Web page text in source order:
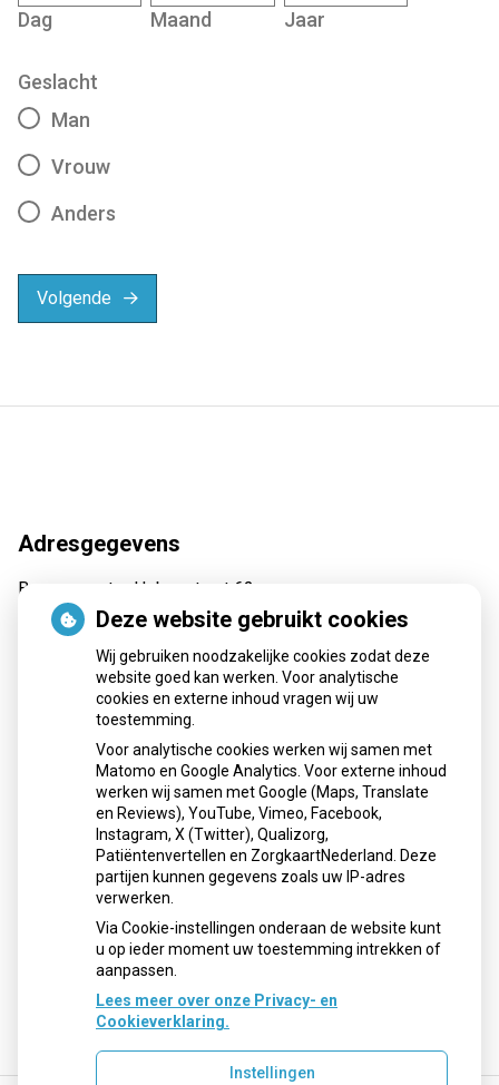
Dag Maand Jaar
Geslacht
Man
Vrouw
Anders
Volgende
Adresgegevens
Burgemeester Hobusstraat 62
6031 VA Nederweert
0495 62 69 30
recepten@apotheekmaar.nl
Openingstijden
Maandag:
08:00 - 17:30 uur
08:00 - 17:30 uur
Woensdag:
08:00 - 17:30 uur
Donderdag:
08:00 - 17:30 uur
08:00 - 17:30 uur
Deze website gebruikt cookies
Wij gebruiken noodzakelijke cookies zodat deze
website goed kan werken. Voor analytische
cookies en externe inhoud vragen wij uw
toestemming.
Voor analytische cookies werken wij samen met
Matomo en Google Analytics. Voor externe inhoud
werken wij samen met Google (Maps, Translate
en Reviews), YouTube, Vimeo, Facebook,
Instagram, X (Twitter), Qualizorg,
Patiëntenvertellen en ZorgkaartNederland. Deze
partijen kunnen gegevens zoals uw IP-adres
verwerken.
Via Cookie-instellingen onderaan de website kunt
u op ieder moment uw toestemming intrekken of
aanpassen.
Lees meer over onze Privacy- en
Cookieverklaring.
Instellingen